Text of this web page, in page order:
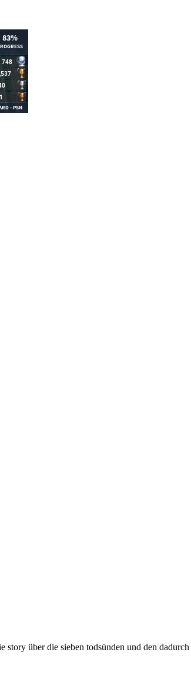
story über die sieben todsünden und den